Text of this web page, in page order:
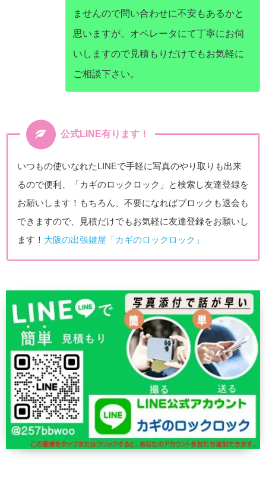
ませんので問い合わせに不安もあるかと
思いますが、オペレータにて丁寧にお伺
いしますので見積もりだけでもお気軽に
ご相談下さい。
公式LINE有ります！
いつもの使いなれたLINEで手軽に写真のやり取りも出来
るので便利、「カギのロックロック」と検索し友達登録を
お願いします！もちろん、不要になればブロックも退会も
できますので、見積だけでもお気軽に友達登録をお願いし
ます！ 大阪の出張鍵屋「カギのロックロック」